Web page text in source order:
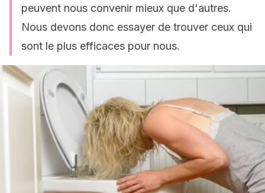
peuvent nous convenir mieux que d'autres.
Nous devons donc essayer de trouver ceux qui
sont le plus efficaces pour nous.